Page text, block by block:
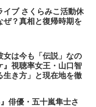
イブ さくらみこ活動休
？真相と復帰時期を
女は今も「伝説」なの
』視聴率女王・山口智
生き方」と現在地を徹
俳優・五十嵐隼士さ